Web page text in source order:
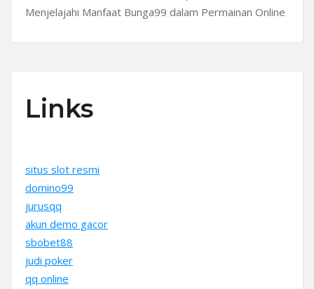
Menjelajahi Manfaat Bunga99 dalam Permainan Online
Links
situs slot resmi
domino99
jurusqq
akun demo gacor
sbobet88
judi poker
qq online